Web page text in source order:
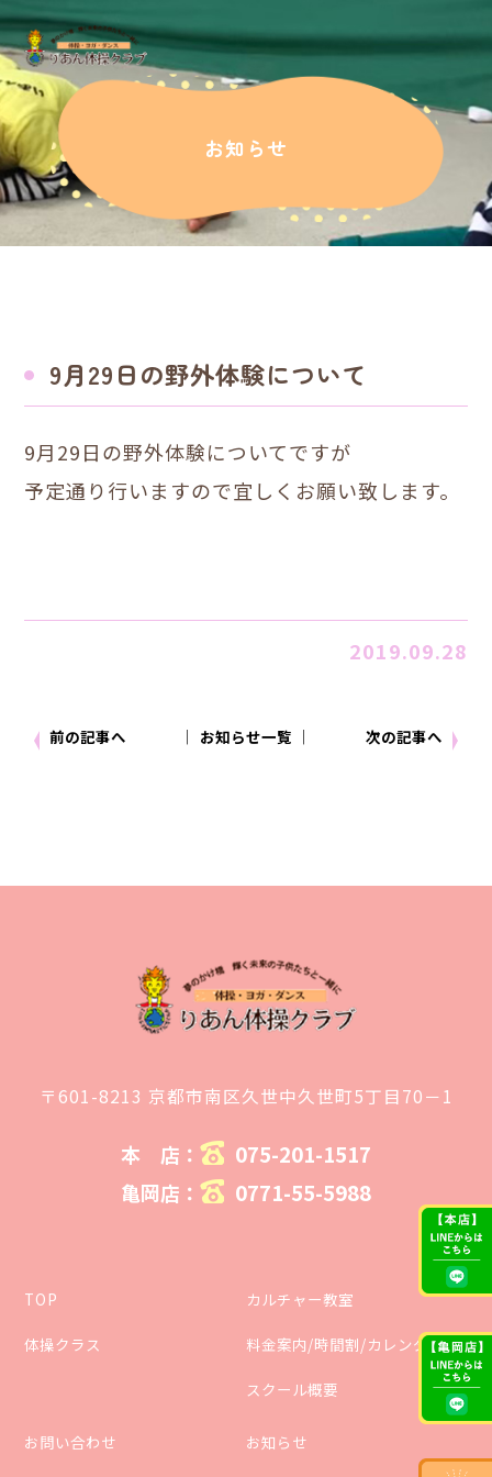
お知らせ
9月29日の野外体験について
9月29日の野外体験についてですが
予定通り行いますので宜しくお願い致します。
2019.09.28
前の記事へ 次の記事へ
│ お知らせ一覧 │
〒601-8213 京都市南区久世中久世町5丁目70－1
本 店： 075-201-1517
亀岡店： 0771-55-5988
TOP
体操クラス
カルチャー教室
料金案内/時間割/カレンダー
スクール概要
お問い合わせ お知らせ